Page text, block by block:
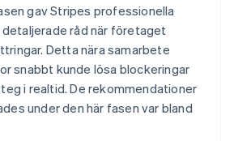
gav Stripes professionella
råd när företaget
Detta nära samarbete
snabbt kunde lösa blockeringar
i realtid. De rekommendationer
under den här fasen var bland